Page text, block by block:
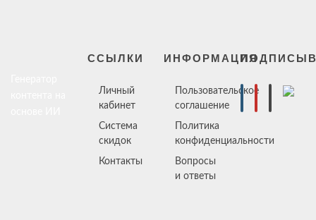
ССЫЛКИ
Личный
кабинет
Система
скидок
Контакты
ИНФОРМАЦИЯ
Пользовательское
соглашение
Политика
конфиденциальности
Вопросы
и ответы